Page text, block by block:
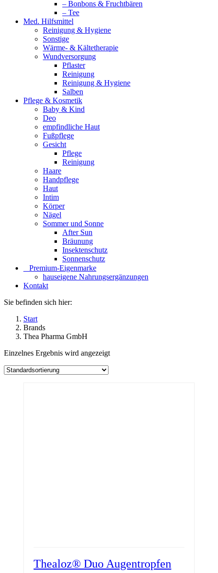
– Bonbons & Fruchtbären
– Tee
Med. Hilfsmittel
Reinigung & Hygiene
Sonstige
Wärme- & Kältetherapie
Wundversorgung
Pflaster
Reinigung
Reinigung & Hygiene
Salben
Pflege & Kosmetik
Baby & Kind
Deo
empfindliche Haut
Fußpflege
Gesicht
Pflege
Reinigung
Haare
Handpflege
Haut
Intim
Körper
Nägel
Sommer und Sonne
After Sun
Bräunung
Insektenschutz
Sonnenschutz
⠀​Premium-Eigenmarke
hauseigene Nahrungsergänzungen
Kontakt
Sie befinden sich hier:
Start
Brands
Thea Pharma GmbH
Einzelnes Ergebnis wird angezeigt
Thealoz® Duo Augentropfen